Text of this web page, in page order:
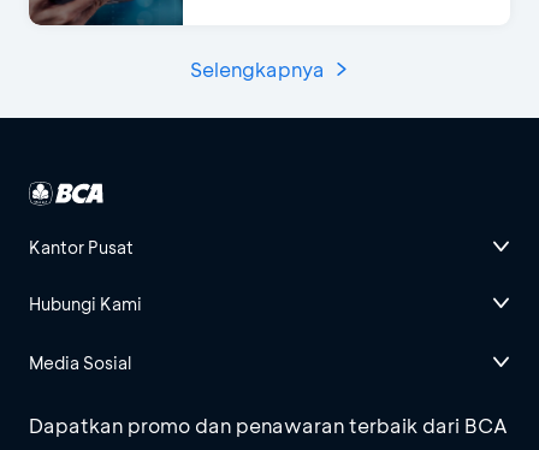
Selengkapnya
Kantor Pusat
Hubungi Kami
Media Sosial
Dapatkan promo dan penawaran terbaik dari BCA